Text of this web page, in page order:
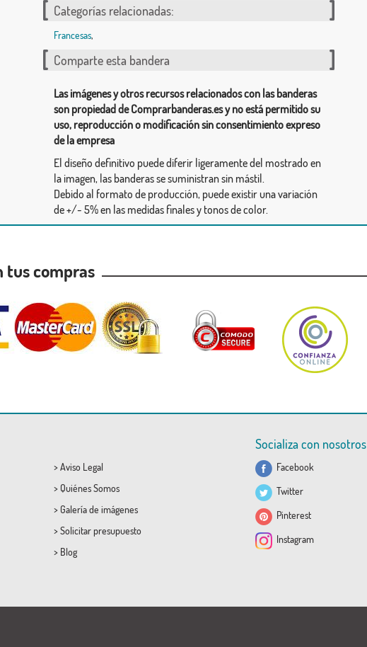
Categorías relacionadas:
Francesas,
Comparte esta bandera
Las imágenes y otros recursos relacionados con las banderas
son propiedad de Comprarbanderas.es y no está permitido su
uso, reproducción o modificación sin consentimiento expreso
de la empresa
El diseño definitivo puede diferir ligeramente del mostrado en
la imagen, las banderas se suministran sin mástil.
Debido al formato de producción, puede existir una variación
de +/- 5% en las medidas finales y tonos de color.
tus compras
> Aviso Legal
> Quiénes Somos
> Galería de imágenes
> Solicitar presupuesto
> Blog
Socializa con nosotros
Facebook
Twitter
Pinterest
Instagram